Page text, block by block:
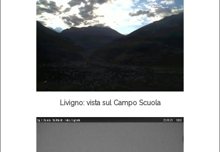
Livigno: vista sul Campo Scuola